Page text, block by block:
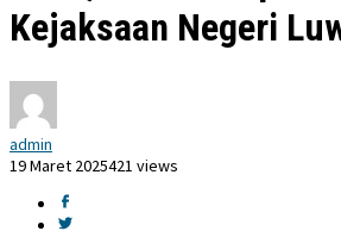
Kejaksaan Negeri
admin
19 Maret 2025421 views